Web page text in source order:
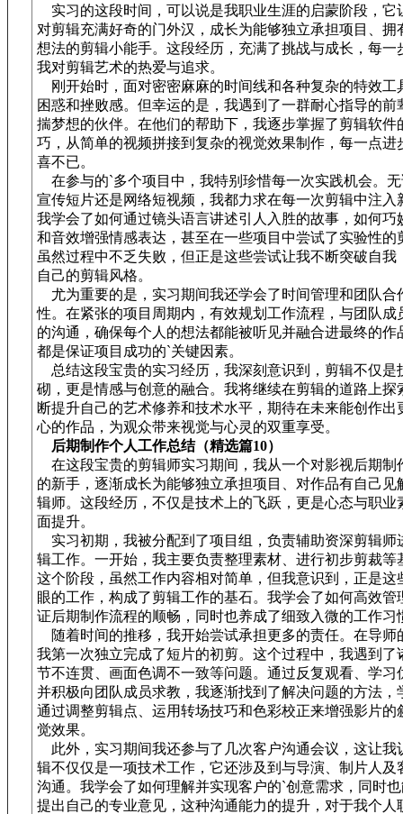
实习的这段时间，可以说是我职业生涯的启蒙阶段，它
对剪辑充满好奇的门外汉，成长为能够独立承担项目、拥
想法的剪辑小能手。这段经历，充满了挑战与成长，每一
我对剪辑艺术的热爱与追求。
刚开始时，面对密密麻麻的时间线和各种复杂的特效工
困惑和挫败感。但幸运的是，我遇到了一群耐心指导的前
揣梦想的伙伴。在他们的帮助下，我逐步掌握了剪辑软件
巧，从简单的视频拼接到复杂的视觉效果制作，每一点进
喜不已。
在参与的`多个项目中，我特别珍惜每一次实践机会。
宣传短片还是网络短视频，我都力求在每一次剪辑中注入
我学会了如何通过镜头语言讲述引人入胜的故事，如何巧
和音效增强情感表达，甚至在一些项目中尝试了实验性的
虽然过程中不乏失败，但正是这些尝试让我不断突破自我
自己的剪辑风格。
尤为重要的是，实习期间我还学会了时间管理和团队合
性。在紧张的项目周期内，有效规划工作流程，与团队成
的沟通，确保每个人的想法都能被听见并融合进最终的作
都是保证项目成功的`关键因素。
总结这段宝贵的实习经历，我深刻意识到，剪辑不仅是
砌，更是情感与创意的融合。我将继续在剪辑的道路上探
断提升自己的艺术修养和技术水平，期待在未来能创作出
心的作品，为观众带来视觉与心灵的双重享受。
后期制作个人工作总结（精选篇10）
在这段宝贵的剪辑师实习期间，我从一个对影视后期制
的新手，逐渐成长为能够独立承担项目、对作品有自己见
辑师。这段经历，不仅是技术上的飞跃，更是心态与职业
面提升。
实习初期，我被分配到了项目组，负责辅助资深剪辑师
辑工作。一开始，我主要负责整理素材、进行初步剪裁等
这个阶段，虽然工作内容相对简单，但我意识到，正是这
眼的工作，构成了剪辑工作的基石。我学会了如何高效管
证后期制作流程的顺畅，同时也养成了细致入微的工作习
随着时间的推移，我开始尝试承担更多的责任。在导师
我第一次独立完成了短片的初剪。这个过程中，我遇到了
节不连贯、画面色调不一致等问题。通过反复观看、学习
并积极向团队成员求教，我逐渐找到了解决问题的方法，
通过调整剪辑点、运用转场技巧和色彩校正来增强影片的
觉效果。
此外，实习期间我还参与了几次客户沟通会议，这让我
辑不仅仅是一项技术工作，它还涉及到与导演、制片人及
沟通。我学会了如何理解并实现客户的`创意需求，同时
提出自己的专业意见，这种沟通能力的提升，对于我个人